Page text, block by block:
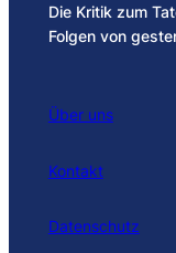
Die Kritik zum
Folgen von
Über uns
Kontakt
Datenschutz